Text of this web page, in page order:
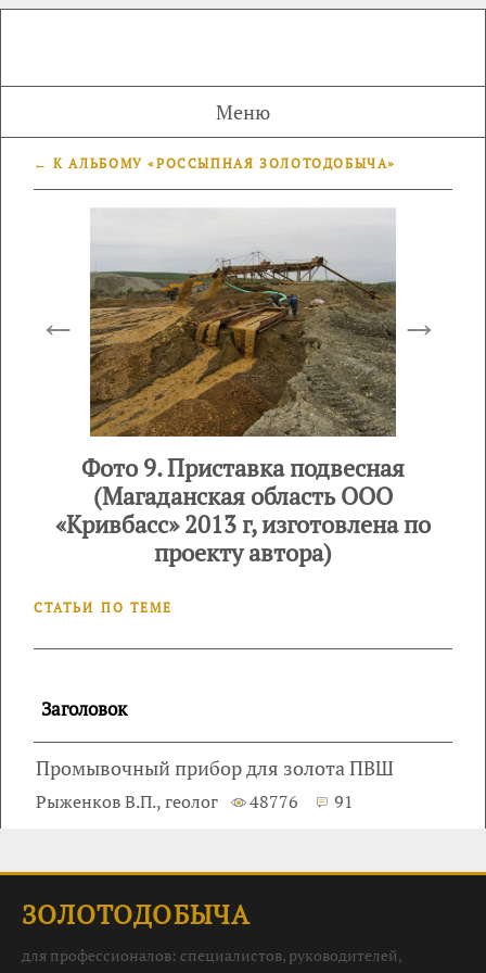
Меню
← К АЛЬБОМУ «РОССЫПНАЯ ЗОЛОТОДОБЫЧА»
← →
Фото 9. Приставка подвесная
(Магаданская область ООО
«Кривбасс» 2013 г, изготовлена по
проекту автора)
СТАТЬИ ПО ТЕМЕ
Заголовок
Промывочный прибор для золота ПВШ
Рыженков В.П., геолог 48776 91
ЗОЛОТОДОБЫЧА
для профессионалов: специалистов, руководителей,